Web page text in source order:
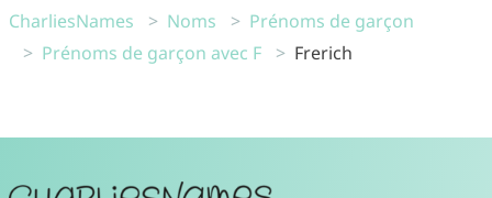
CharliesNames Noms
Prénoms de garçon
Prénoms de garçon avec F
Frerich